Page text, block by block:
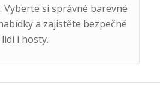
Vyberte si správné barevné
a zajistěte bezpečné
i hosty.